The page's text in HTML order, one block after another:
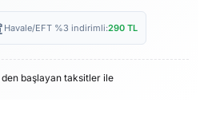
Havale/EFT %3 indirimli:290 TL
den başlayan taksitler ile